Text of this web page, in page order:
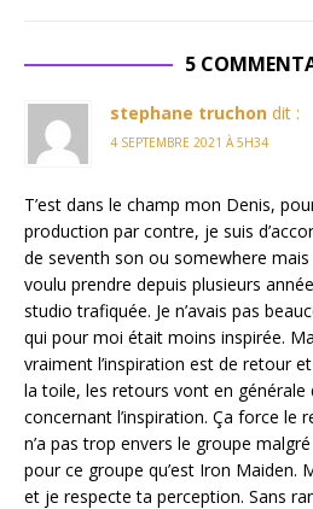
5
stephane truchon dit :
4 SEPTEMBRE 2021 À 5H34
T’est dans le champ mon Denis,
production par contre, je suis
de seventh son ou somewhere mais
voulu prendre depuis plusieurs
studio trafiquée. Je n’avais pas
qui pour moi était moins inspirée.
vraiment l’inspiration est de retour
la toile, les retours vont en générale
concernant l’inspiration. Ça force le
n’a pas trop envers le groupe
pour ce groupe qu’est Iron Maiden.
et je respecte ta perception. Sans